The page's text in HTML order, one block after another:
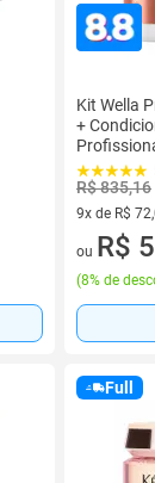
Kit Wella
+
R$ 835,16
9x de R$
9 vez de
ou R$
(8% de
Full